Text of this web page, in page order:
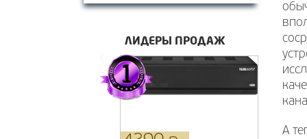
ЛИДЕРЫ ПРОДАЖ
А